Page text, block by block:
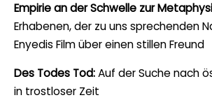
Empirie an der Schwelle zur
Erhabenen, der zu uns sprechenden
Enyedis Film über einen stillen Freund
Des Todes Tod:Auf der Suche nach
in trostloser Zeit